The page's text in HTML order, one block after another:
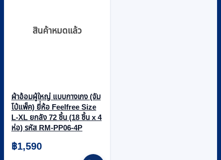
สินค้าหมดแล้ว
ผ้าอ้อมผู้ใหญ่ แบบกางเกง (จัม
โบ้แพ็ค) ยี่ห้อ Feelfree Size
L-XL ยกลัง 72 ชิ้น (18 ชิ้น x 4
ห่อ) รหัส RM-PP06-4P
฿1,590